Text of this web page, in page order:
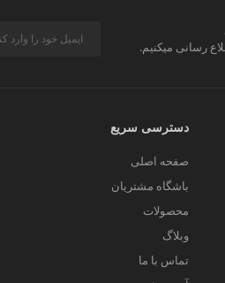
رسانی میکنیم.
دسترسی سریع
صفحه اصلی
باشگاه مشتریان
محصولات
وبلاگ
تماس با ما